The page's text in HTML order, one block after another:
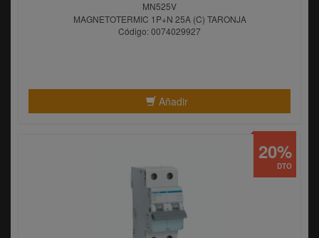
MN525V
MAGNETOTERMIC 1P+N 25A (C) TARONJA
Código: 0074029927
Añadir
DTO
20%